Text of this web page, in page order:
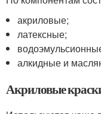
акриловые;
латексные;
алкидные и
Акриловые